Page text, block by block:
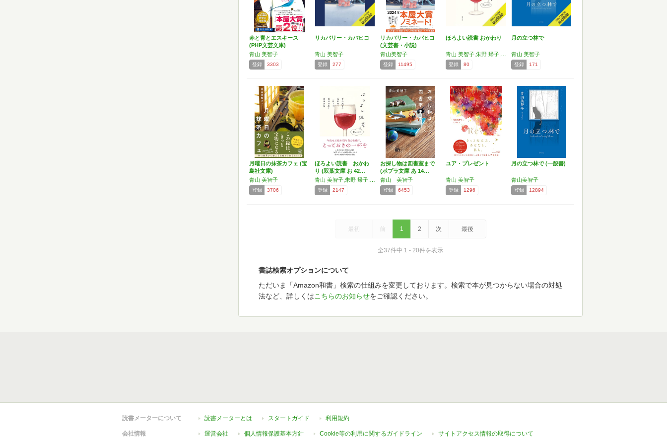
赤と青とエスキース
(PHP文芸文庫)
青山 美智子
登録 3303
リカバリー・カバヒコ
青山 美智子
登録 277
リカバリー・カバヒコ
(文芸書・小説)
青山美智子
登録 11495
ほろよい読書 おかわり
登録 80
月の立つ林で
青山 美智子
登録 171
月曜日の抹茶カフェ (宝
島社文庫)
青山 美智子
登録 3706
ほろよい読書 おかわ
り (双葉文庫 お 42…
登録 2147
お探し物は図書室まで
(ポプラ文庫 あ 14…
青山 美智子
登録 6453
ユア・プレゼント
青山 美智子
登録 1296
月の立つ林で (一般書)
青山美智子
登録 12894
最初 前 1 2 次 最後
全37件中 1 - 20件を表示
書誌検索オプションについて
ただいま「Amazon和書」検索の仕組みを変更しております。検索で本が見つからない場合の対処
法など、詳しくはこちらのお知らせをご確認ください。
読書メーターについて 読書メーターとは スタートガイド 利用規約
会社情報 運営会社 個人情報保護基本方針 Cookie等の利用に関するガイドライン サイトアクセス情報の取得について